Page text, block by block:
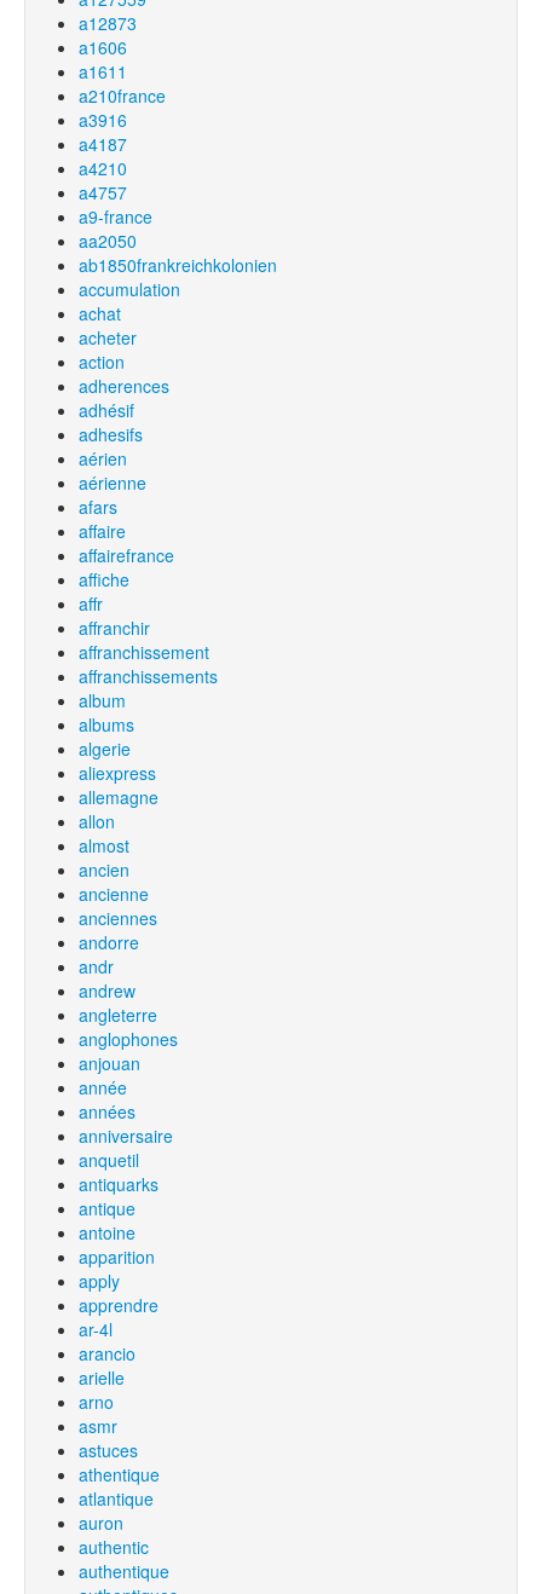
a12873
a1606
a1611
a210france
a3916
a4187
a4210
a4757
a9-france
aa2050
ab1850frankreichkolonien
accumulation
achat
acheter
action
adherences
adhésif
adhesifs
aérien
aérienne
afars
affaire
affairefrance
affiche
affr
affranchir
affranchissement
affranchissements
album
albums
algerie
aliexpress
allemagne
allon
almost
ancien
ancienne
anciennes
andorre
andr
andrew
angleterre
anglophones
anjouan
année
années
anniversaire
anquetil
antiquarks
antique
antoine
apparition
apply
apprendre
ar-4l
arancio
arielle
arno
asmr
astuces
athentique
atlantique
auron
authentic
authentique